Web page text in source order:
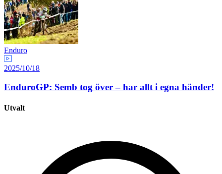
Enduro
2025/10/18
EnduroGP: Semb tog över – har allt i egna händer!
Utvalt